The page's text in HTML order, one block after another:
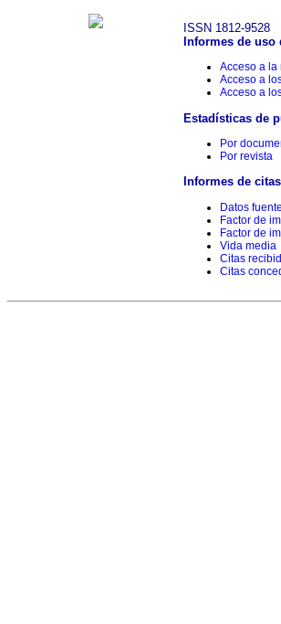
ISSN 1812-9528
Informes de
Acceso a la
Acceso a
Acceso a
Estadísticas de
Por
Por revista
Informes de
Datos fuente
Factor de
Factor de
Vida media
Citas
Citas